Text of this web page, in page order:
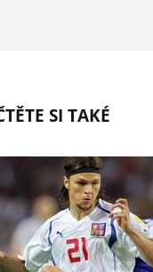
SI TAKÉ